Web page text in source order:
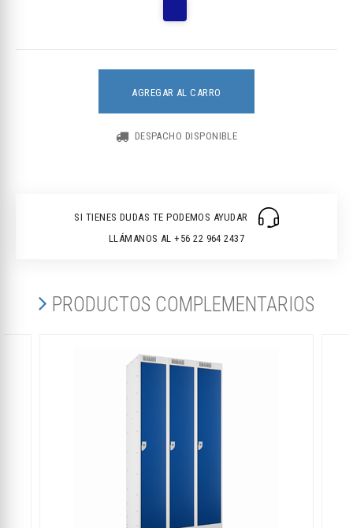
AGREGAR AL CARRO
DESPACHO DISPONIBLE
SI TIENES DUDAS TE PODEMOS AYUDAR
LLÁMANOS AL +56 22 964 2437
PRODUCTOS COMPLEMENTARIOS